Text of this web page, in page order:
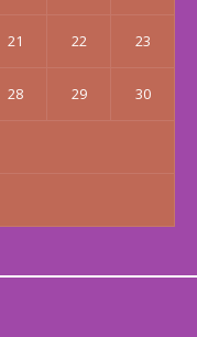
21 22 23
28 29 30